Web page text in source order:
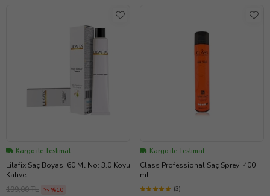
Kargo ile Teslimat
Lilafix Saç Boyası 60 Ml No: 3.0 Koyu
Kahve
199,00 TL
%10
Kargo ile Teslimat
Class Professional Saç Spreyi 400
ml
(3)